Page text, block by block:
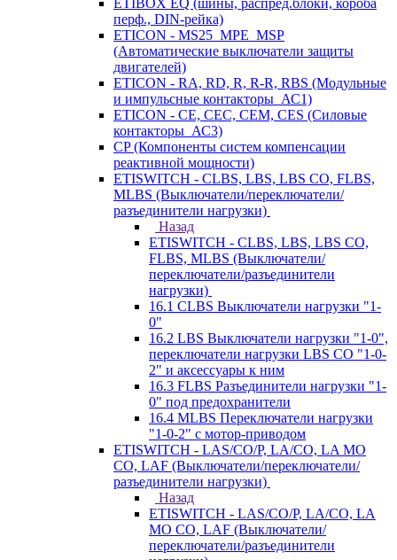
ETIBOX EQ (шины, распред.блоки, короба
перф., DIN-рейка)
ETICON - MS25_MPE_MSP
(Автоматические выключатели защиты
двигателей)
ETICON - RA, RD, R, R-R, RBS (Модульные
и импульсные контакторы_АС1)
ETICON - CE, CEC, CEM, CES (Силовые
контакторы_АС3)
CP (Компоненты систем компенсации
реактивной мощности)
ETISWITCH - CLBS, LBS, LBS CO, FLBS,
MLBS (Выключатели/переключатели/
разъединители нагрузки)
Назад
ETISWITCH - CLBS, LBS, LBS CO,
FLBS, MLBS (Выключатели/
переключатели/разъединители
нагрузки)
16.1 CLBS Выключатели нагрузки "1-
0"
16.2 LBS Выключатели нагрузки "1-0",
переключатели нагрузки LBS CO "1-0-
2" и аксессуары к ним
16.3 FLBS Разъединители нагрузки "1-
0" под предохранители
16.4 MLBS Переключатели нагрузки
"1-0-2" с мотор-приводом
ETISWITCH - LAS/CO/P, LA/CO, LA MO
CO, LAF (Выключатели/переключатели/
разъединители нагрузки)
Назад
ETISWITCH - LAS/CO/P, LA/CO, LA
MO CO, LAF (Выключатели/
переключатели/разъединители